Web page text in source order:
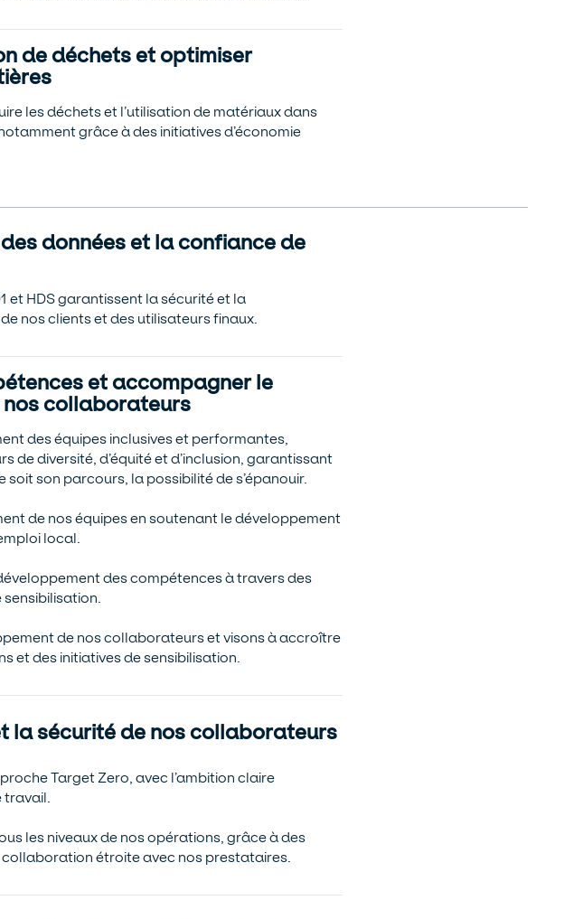
de déchets et optimiser
les déchets et l’utilisation de matériaux dans
grâce à des initiatives d’économie
données et la confiance de
et HDS garantissent la sécurité et la
nos clients et des utilisateurs finaux.
et accompagner le
collaborateurs
des équipes inclusives et performantes,
de diversité, d’équité et d’inclusion, garantissant
son parcours, la possibilité de s’épanouir.
de nos équipes en soutenant le développement
local.
des compétences à travers des
de nos collaborateurs et visons à accroître
et des initiatives de sensibilisation.
la sécurité de nos collaborateurs
Target Zero, avec l’ambition claire
les niveaux de nos opérations, grâce à des
étroite avec nos prestataires.